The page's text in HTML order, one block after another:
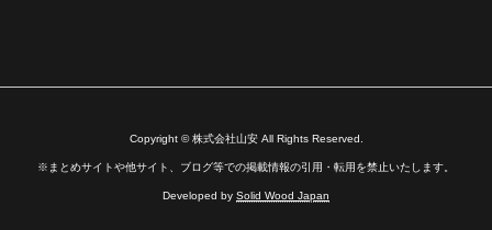
Copyright © 株式会社山安 All Rights Reserved.
※まとめサイトや他サイト、ブログ等での掲載情報の引用・転用を禁止いたします。
Developed by Solid Wood Japan